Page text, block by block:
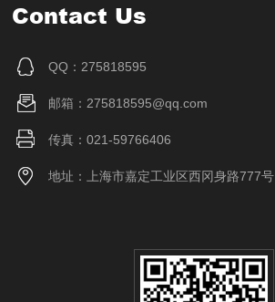
Contact Us
QQ：275818595
邮箱：275818595@qq.com
传真：021-59766406
地址：上海市嘉定工业区西冈身路777号